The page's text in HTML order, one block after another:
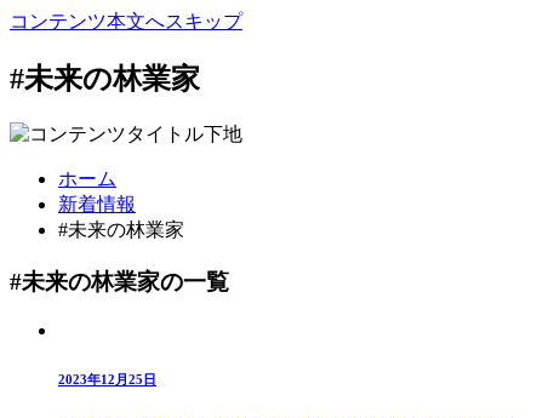
コンテンツ本文へスキップ
#未来の林業家
ホーム
新着情報
#未来の林業家
#未来の林業家の一覧
2023年12月25日